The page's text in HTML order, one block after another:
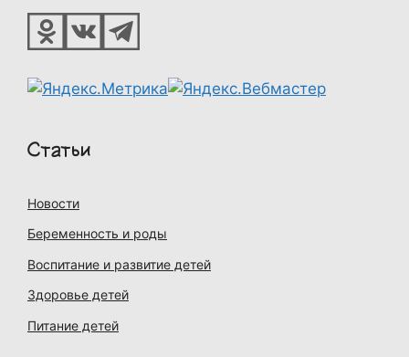
Статьи
Новости
Беременность и роды
Воспитание и развитие детей
Здоровье детей
Питание детей